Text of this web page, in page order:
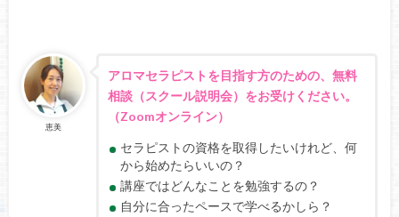
恵美
アロマセラピストを目指す方のための、無料
相談（スクール説明会）をお受けください。
（Zoomオンライン）
セラピストの資格を取得したいけれど、何
から始めたらいいの？
講座ではどんなことを勉強するの？
自分に合ったペースで学べるかしら？